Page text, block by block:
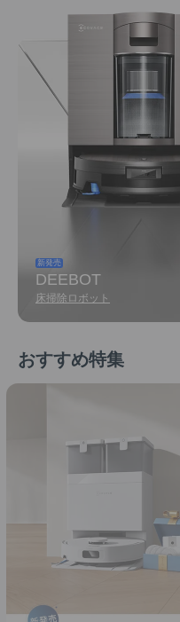
新発売
DEEBOT
床掃除ロボット
おすすめ特集